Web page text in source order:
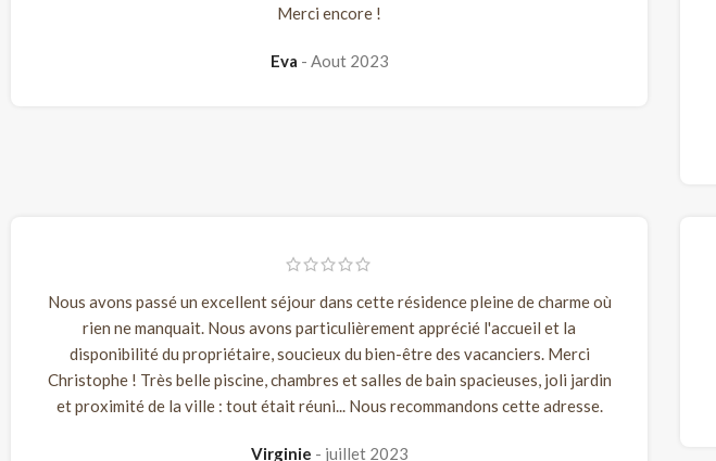
Merci encore !
Eva Aout 2023
Nous avons passé un excellent séjour dans cette résidence pleine de charme où
rien ne manquait. Nous avons particulièrement apprécié l'accueil et la
disponibilité du propriétaire, soucieux du bien-être des vacanciers. Merci
Christophe ! Très belle piscine, chambres et salles de bain spacieuses, joli jardin
et proximité de la ville : tout était réuni... Nous recommandons cette adresse.
Virginie juillet 2023